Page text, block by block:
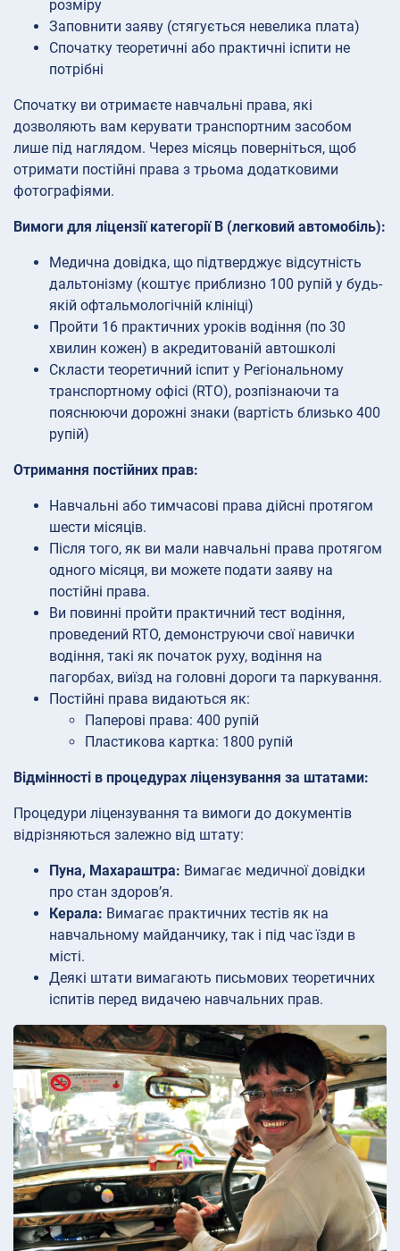
розміру
Заповнити заяву (стягується невелика плата)
Спочатку теоретичні або практичні іспити не
потрібні
Спочатку ви отримаєте навчальні права, які
дозволяють вам керувати транспортним засобом
лише під наглядом. Через місяць поверніться, щоб
отримати постійні права з трьома додатковими
фотографіями.
Вимоги для ліцензії категорії B (легковий автомобіль):
Медична довідка, що підтверджує відсутність
дальтонізму (коштує приблизно 100 рупій у будь-
якій офтальмологічній клініці)
Пройти 16 практичних уроків водіння (по 30
хвилин кожен) в акредитованій автошколі
Скласти теоретичний іспит у Регіональному
транспортному офісі (RTO), розпізнаючи та
пояснюючи дорожні знаки (вартість близько 400
рупій)
Отримання постійних прав:
Навчальні або тимчасові права дійсні протягом
шести місяців.
Після того, як ви мали навчальні права протягом
одного місяця, ви можете подати заяву на
постійні права.
Ви повинні пройти практичний тест водіння,
проведений RTO, демонструючи свої навички
водіння, такі як початок руху, водіння на
пагорбах, виїзд на головні дороги та паркування.
Постійні права видаються як:
Паперові права: 400 рупій
Пластикова картка: 1800 рупій
Відмінності в процедурах ліцензування за штатами:
Процедури ліцензування та вимоги до документів
відрізняються залежно від штату:
Пуна, Махараштра: Вимагає медичної довідки
про стан здоров’я.
Керала: Вимагає практичних тестів як на
навчальному майданчику, так і під час їзди в
місті.
Деякі штати вимагають письмових теоретичних
іспитів перед видачею навчальних прав.